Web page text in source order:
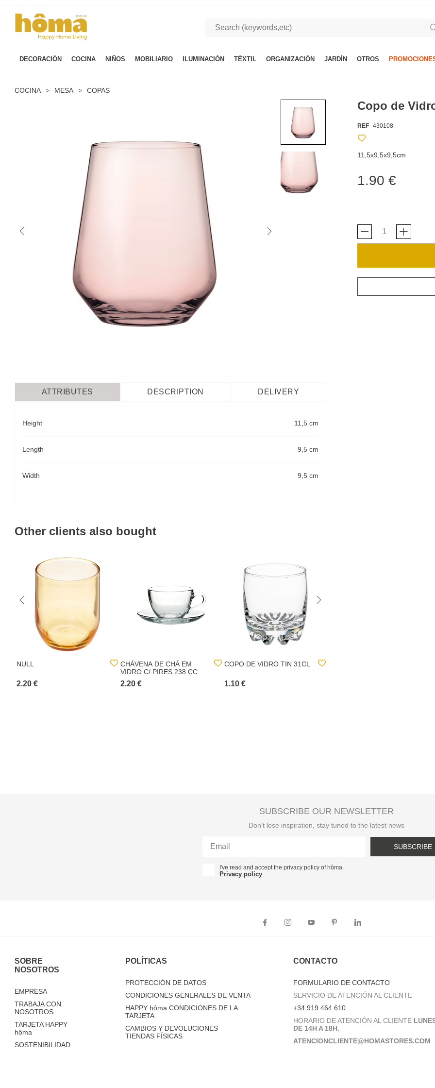
DECORACIÓN COCINA NIÑOS MOBILIARIO ILUMINACIÓN TÉXTIL ORGANIZACIÓN JARDÍN OTROS
COCINA > MESA > COPAS
Copo de
REF 430108
11,5x9,5x9,5cm
1.90 €
ATTRIBUTES DESCRIPTION DELIVERY
Height 11,5 cm
Length 9,5 cm
Width 9,5 cm
Other clients also bought
NULL
2.20 €
CHÁVENA DE CHÁ EM
VIDRO C/ PIRES 238 CC
2.20 €
COPO DE VIDRO TIN 31CL
1.10 €
SUBSCRIBE OUR NEWSLETTER
Don't lose inspiration, stay tuned to the latest news
SUBSCRIBE
I've read and accept the privacy policy of hôma.
Privacy policy
SOBRE
NOSOTROS
EMPRESA
TRABAJA CON
NOSOTROS
TARJETA HAPPY
hôma
SOSTENIBILIDAD
POLÍTICAS
PROTECCIÓN DE DATOS
CONDICIONES GENERALES DE VENTA
HAPPY hôma CONDICIONES DE LA
TARJETA
CAMBIOS Y DEVOLUCIONES –
TIENDAS FÍSICAS
CONTACTO
FORMULARIO DE CONTACTO
SERVICIO DE ATENCIÓN AL CLIENTE
+34 919 464 610
HORARIO DE ATENCIÓN AL CLIENTE
DE 14H A 18H.
ATENCIONCLIENTE@HOMASTORES.COM